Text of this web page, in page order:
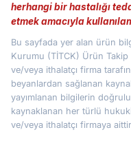
herhangi bir hastalığı
etmek amacıyla
Bu sayfada yer alan ürün
Kurumu (TİTCK) Ürün Takip
ve/veya ithalatçı firma
beyanlardan sağlanan
yayımlanan bilgilerin
kaynaklanan her türlü
ve/veya ithalatçı firmaya